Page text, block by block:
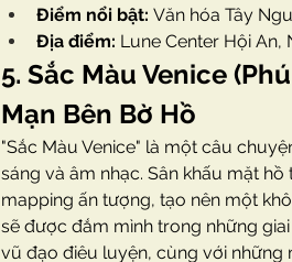
Điểm nổi bật: Văn hóa Tây
Địa điểm: Lune Center Hội An,
5. Sắc Màu Venice
Mạn Bên Bờ Hồ
"Sắc Màu Venice" là một câu
sáng và âm nhạc. Sân khấu mặt
mapping ấn tượng, tạo nên một
sẽ được đắm mình trong những
vũ đạo điêu luyện, cùng với những